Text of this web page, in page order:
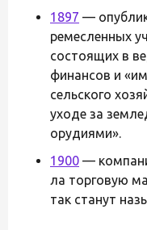
1897 —
ремесленных
состоящих в
финансов и
сельского
уходе за
орудиями».
1900 —
ла торговую
так станут